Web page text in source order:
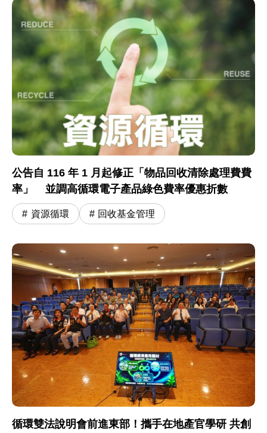
公告自 116 年 1 月起修正「物品回收清除處理費費
率」 並調高循環電子產品綠色費率優惠折數
資源循環 回收基金管理
循環雙法說明會前進東部！攜手在地產官學研 共創